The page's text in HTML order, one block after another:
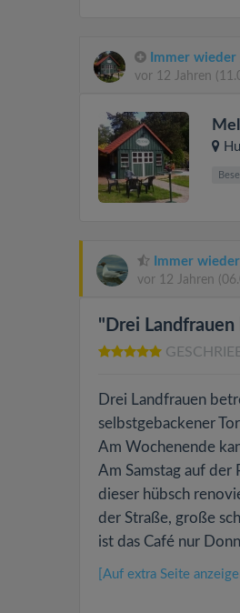
Immer wieder
vor 12 Jahren
Immer
vor 12 Jahren
"Drei Landfrauen
Drei Landfrauen
selbstgebackener
Am Wochenende
Am Samstag auf
dieser hübsch
der Straße, große
ist das Café nur
[Auf extra Seite